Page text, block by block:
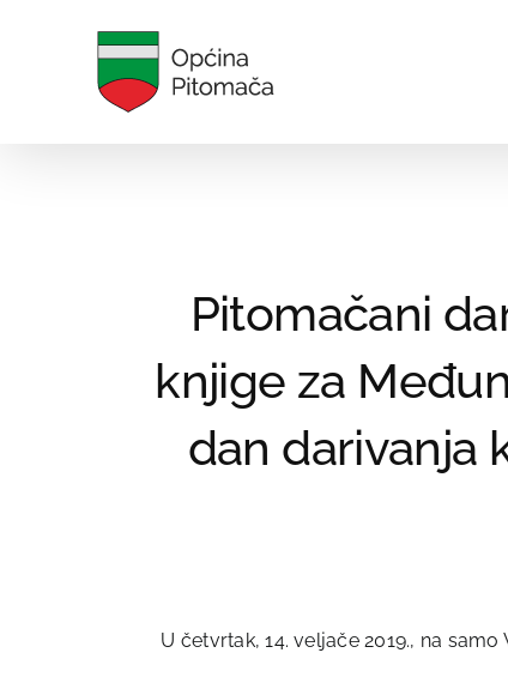
Pitomačani
knjige za
dan darivanja
U četvrtak, 14. veljače 2019., na